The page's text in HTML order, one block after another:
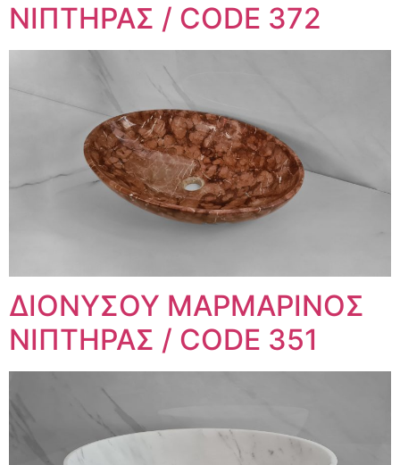
ΝΙΠΤΗΡΑΣ / CODE 372
ΔΙΟΝΥΣΟΥ ΜΑΡΜΑΡΙΝΟΣ
ΝΙΠΤΗΡΑΣ / CODE 351